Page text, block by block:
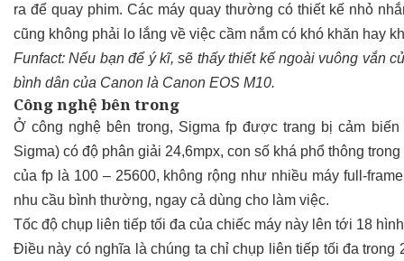
ra để quay phim. Các máy quay thường có thiết kế nhỏ
cũng không phải lo lắng về việc cầm nắm có khó khăn hay
Funfact: Nếu bạn để ý kĩ, sẽ thấy thiết kế ngoài vuông vắn
bình dân của Canon là Canon EOS M10.
Công nghệ bên trong
Ở công nghệ bên trong, Sigma fp được trang bị cảm
Sigma) có độ phân giải 24,6mpx, con số khá phổ thông
của fp là 100 – 25600, không rộng như nhiều máy full-
nhu cầu bình thường, ngay cả dùng cho làm việc.
Tốc độ chụp liên tiếp tối đa của chiếc máy này lên tới 18
Điều này có nghĩa là chúng ta chỉ chụp liên tiếp tối đa trong